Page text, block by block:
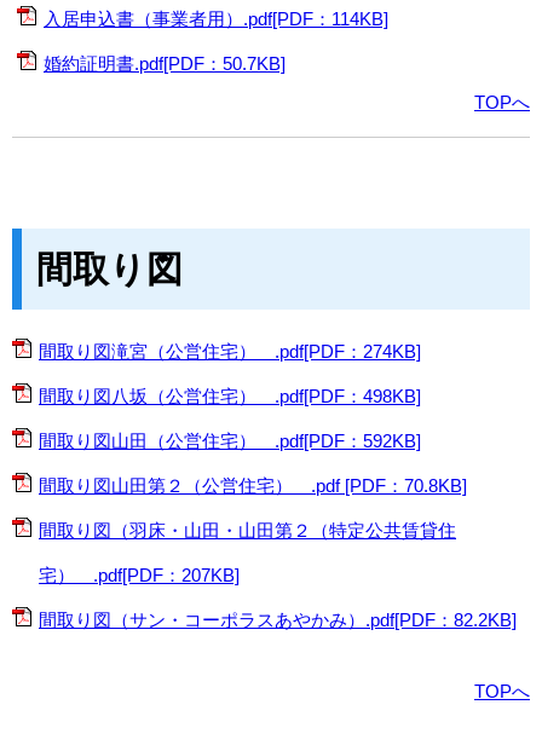
入居申込書（事業者用）.pdf[PDF：114KB]
婚約証明書.pdf[PDF：50.7KB]
TOPへ
間取り図
間取り図滝宮（公営住宅） .pdf[PDF：274KB]
間取り図八坂（公営住宅） .pdf[PDF：498KB]
間取り図山田（公営住宅） .pdf[PDF：592KB]
間取り図山田第２（公営住宅） .pdf [PDF：70.8KB]
間取り図（羽床・山田・山田第２（特定公共賃貸住
宅） .pdf[PDF：207KB]
間取り図（サン・コーポラスあやかみ）.pdf[PDF：82.2KB]
TOPへ